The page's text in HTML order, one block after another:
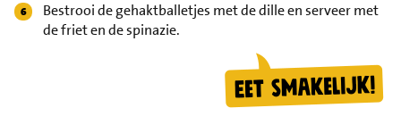
Bestrooi de gehaktballetjes met de dille en serveer met
de friet en de spinazie.